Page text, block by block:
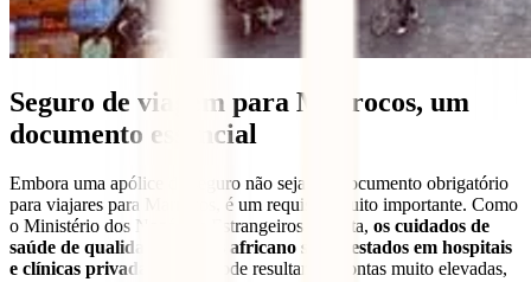
Seguro de viagem para Marrocos, um
documento essencial
Embora uma apólice de seguro não seja um documento obrigatório
para viajares para Marrocos, é um requisito muito importante. Como
o Ministério dos Negócios Estrangeiros salienta, os cuidados de
saúde de qualidade no país africano são prestados em hospitais
e clínicas privadas
, o que pode resultar em contas muito elevadas,